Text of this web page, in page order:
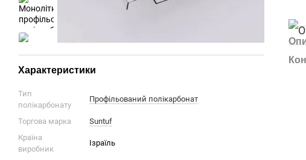
Характеристики
Тип
полікарбонату
Профільований полікарбонат
Торгова марка
Suntuf
Країна
виробник
Ізраїль